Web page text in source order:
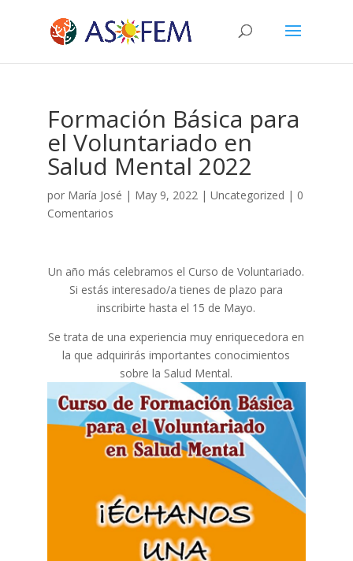
Formación Básica para
el Voluntariado en
Salud Mental 2022
por María José | May 9, 2022| Uncategorized | 0
Comentarios
Un año más celebramos el Curso de Voluntariado.
Si estás interesado/a tienes de plazo para
inscribirte hasta el 15 de Mayo.
Se trata de una experiencia muy enriquecedora en
la que adquirirás importantes conocimientos
sobre la Salud Mental.